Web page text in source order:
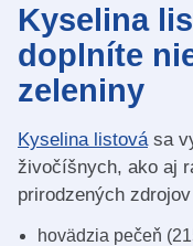
Kyselina
doplníte
zeleniny
Kyselina listová sa
živočíšnych, ako aj
prirodzených
hovädzia pečeň